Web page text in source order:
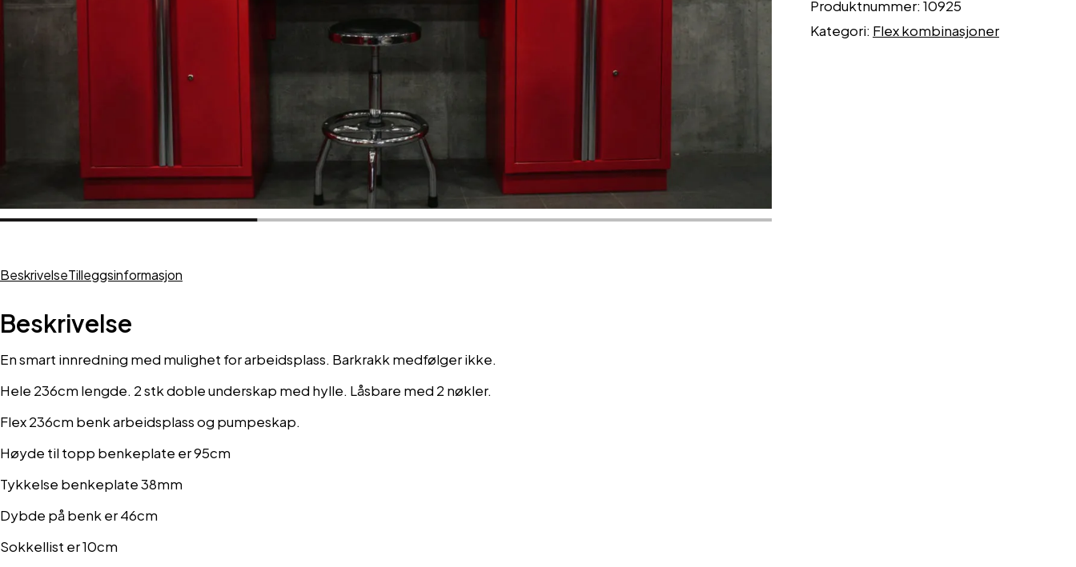
Produktnummer:10925
Kategori: Flex kombinasjoner
BeskrivelseTilleggsinformasjon
Beskrivelse
En smart innredning med mulighet for arbeidsplass. Barkrakk medfølger ikke.
Hele 236cm lengde. 2 stk doble underskap med hylle. Låsbare med 2 nøkler.
Flex 236cm benk arbeidsplass og pumpeskap.
Høyde til topp benkeplate er 95cm
Tykkelse benkeplate 38mm
Dybde på benk er 46cm
Sokkellist er 10cm